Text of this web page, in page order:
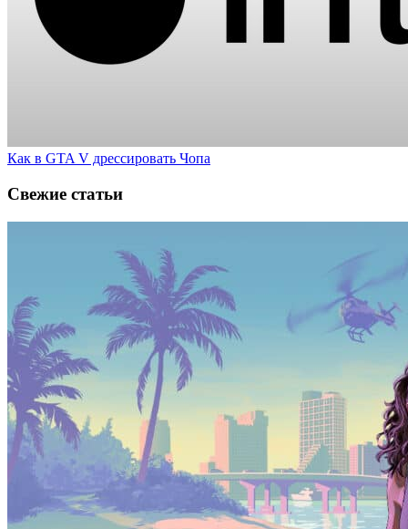
Как в GTA V дрессировать Чопа
Свежие статьи